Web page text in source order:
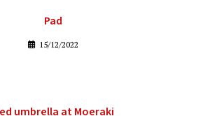
Pad
15/12/2022
umbrella at Moeraki